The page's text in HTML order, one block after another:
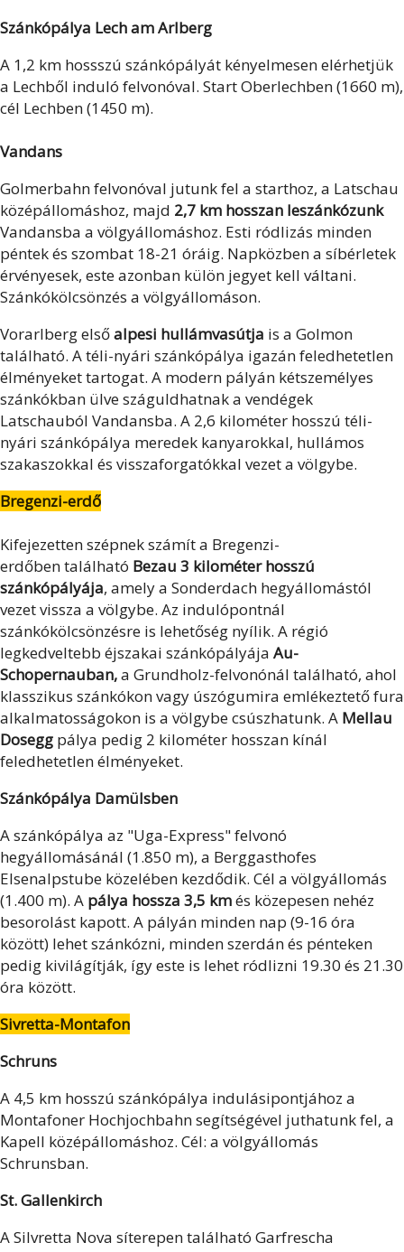
Szánkópálya Lech am Arlberg
A 1,2 km hossszú szánkópályát kényelmesen elérhetjük
a Lechből induló felvonóval. Start Oberlechben (1660 m),
cél Lechben (1450 m).
Vandans
Golmerbahn felvonóval jutunk fel a starthoz, a Latschau
középállomáshoz, majd 2,7 km hosszan leszánkózunk
Vandansba a völgyállomáshoz. Esti ródlizás minden
péntek és szombat 18-21 óráig. Napközben a síbérletek
érvényesek, este azonban külön jegyet kell váltani.
Szánkókölcsönzés a völgyállomáson.
Vorarlberg elsőalpesi hullámvasútja is a Golmon
található. A téli-nyári szánkópálya igazán feledhetetlen
élményeket tartogat. A modern pályán kétszemélyes
szánkókban ülve száguldhatnak a vendégek
Latschauból Vandansba. A 2,6 kilométer hosszú téli-
nyári szánkópálya meredek kanyarokkal, hullámos
szakaszokkal és visszaforgatókkal vezet a völgybe.
Bregenzi-erdő
Kifejezetten szépnek számít a Bregenzi-
erdőben található Bezau 3 kilométer hosszú
szánkópályája, amely a Sonderdach hegyállomástól
vezet vissza a völgybe. Az indulópontnál
szánkókölcsönzésre is lehetőség nyílik. A régió
legkedveltebb éjszakai szánkópályája Au-
Schopernauban,a Grundholz-felvonónál található, ahol
klasszikus szánkókon vagy úszógumira emlékeztető fura
alkalmatosságokon is a völgybe csúszhatunk. A Mellau
Dosegg pálya pedig 2 kilométer hosszan kínál
feledhetetlen élményeket.
Szánkópálya Damülsben
A szánkópálya az "Uga-Express" felvonó
hegyállomásánál (1.850 m), a Berggasthofes
Elsenalpstube közelében kezdődik. Cél a völgyállomás
(1.400 m). A pálya hossza 3,5 kmés közepesen nehéz
besorolást kapott. A pályán minden nap (9-16 óra
között) lehet szánkózni, minden szerdán és pénteken
pedig kivilágítják, így este is lehet ródlizni 19.30 és 21.30
óra között.
Sivretta-Montafon
Schruns
A 4,5 km hosszú szánkópálya indulásipontjához a
Montafoner Hochjochbahn segítségével juthatunk fel, a
Kapell középállomáshoz. Cél: a völgyállomás
Schrunsban.
St. Gallenkirch
A Silvretta Nova síterepen található Garfrescha